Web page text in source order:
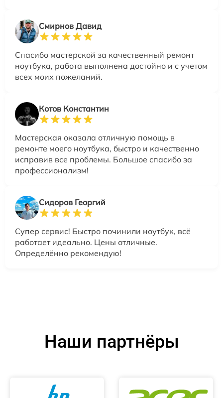
Смирнов Давид
Спасибо мастерской за качественный ремонт
ноутбука, работа выполнена достойно и с учетом
всех моих пожеланий.
Котов Константин
Мастерская оказала отличную помощь в
ремонте моего ноутбука, быстро и качественно
исправив все проблемы. Большое спасибо за
профессионализм!
Сидоров Георгий
Супер сервис! Быстро починили ноутбук, всё
работает идеально. Цены отличные.
Определённо рекомендую!
Наши партнёры